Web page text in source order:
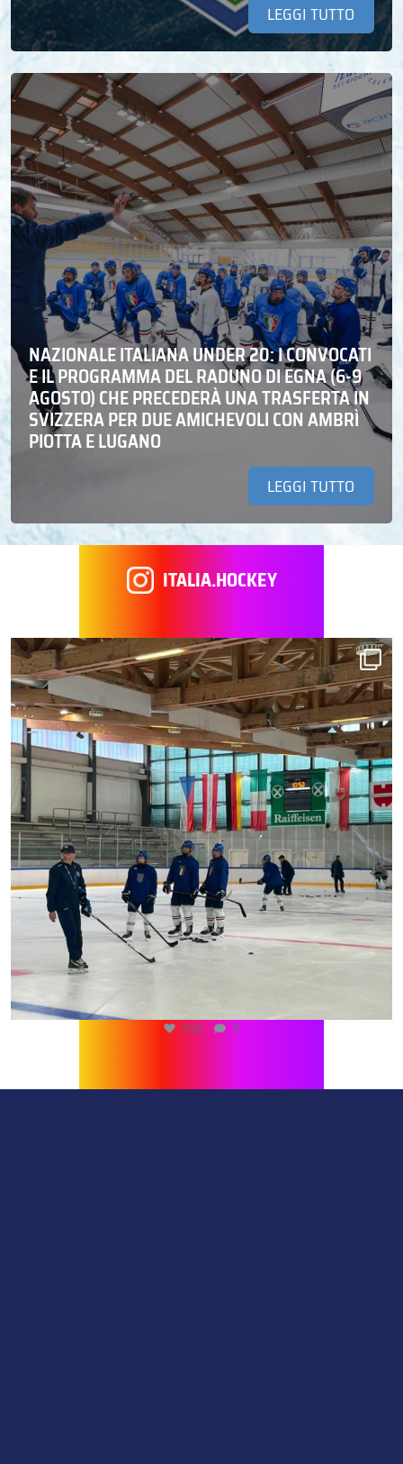
LEGGI TUTTO
NAZIONALE ITALIANA UNDER 20: I CONVOCATI
E IL PROGRAMMA DEL RADUNO DI EGNA (6-9
AGOSTO) CHE PRECEDERÀ UNA TRASFERTA IN
SVIZZERA PER DUE AMICHEVOLI CON AMBRÌ
PIOTTA E LUGANO
LEGGI TUTTO
ITALIA.HOCKEY
540 0